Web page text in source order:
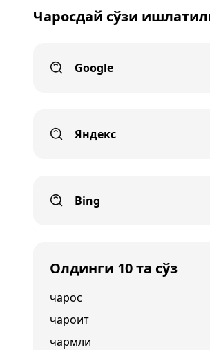
Чаросдай сўзи
Google
Яндекс
Bing
Олдинги 10 та сўз
чарос
чароит
чармли